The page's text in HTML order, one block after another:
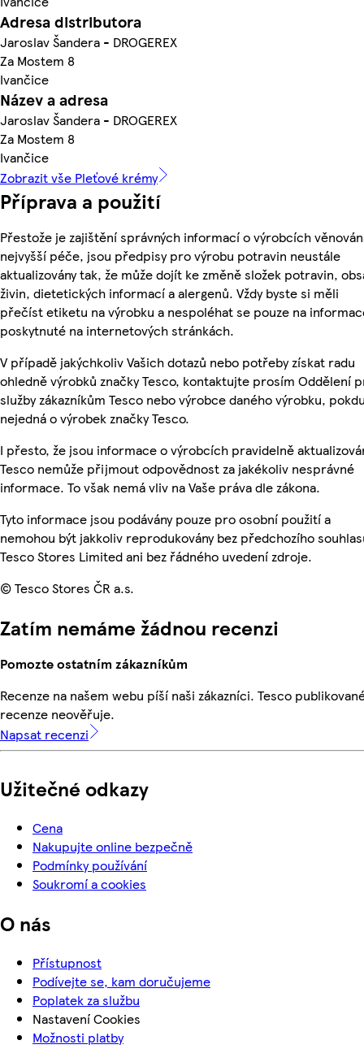
Adresa distributora
Jaroslav Šandera - DROGEREX
Za Mostem 8
Ivančice
Název a adresa
Jaroslav Šandera - DROGEREX
Za Mostem 8
Ivančice
Zobrazit vše Pleťové krémy
Příprava a použití
Přestože je zajištění správných informací o výrobcích
nejvyšší péče, jsou předpisy pro výrobu potravin neustále
aktualizovány tak, že může dojít ke změně složek potravin,
živin, dietetických informací a alergenů. Vždy byste si měli
přečíst etiketu na výrobku a nespoléhat se pouze na
poskytnuté na internetových stránkách.
V případě jakýchkoliv Vašich dotazů nebo potřeby získat radu
ohledně výrobků značky Tesco, kontaktujte prosím Oddělení
služby zákazníkům Tesco nebo výrobce daného výrobku,
nejedná o výrobek značky Tesco.
I přesto, že jsou informace o výrobcích pravidelně
Tesco nemůže přijmout odpovědnost za jakékoliv nesprávné
informace. To však nemá vliv na Vaše práva dle zákona.
Tyto informace jsou podávány pouze pro osobní použití a
nemohou být jakkoliv reprodukovány bez předchozího
Tesco Stores Limited ani bez řádného uvedení zdroje.
© Tesco Stores ČR a.s.
Zatím nemáme žádnou recenzi
Pomozte ostatním zákazníkům
Recenze na našem webu píší naši zákazníci. Tesco
recenze neověřuje.
Napsat recenzi
Užitečné odkazy
Cena
Nakupujte online bezpečně
Podmínky používání
Soukromí a cookies
O nás
Přístupnost
Podívejte se, kam doručujeme
Poplatek za službu
Nastavení Cookies
Možnosti platby